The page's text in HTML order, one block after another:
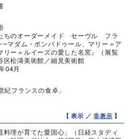
ちのオーダーメイド セーヴル フラ
マダム・ポンパドゥール、マリー＝ア
リー＝ルイーズの愛した名窯』（展覧
区松濤美術館／細見美術館
04月
紀フランスの食卓」
【 表示 ／非表示 】
料理が育てた愛国心」（日経スタディ